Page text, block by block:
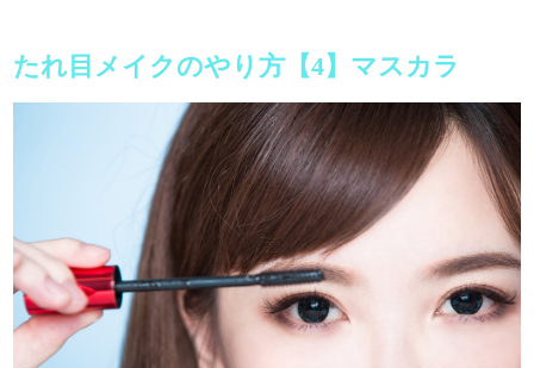
たれ目メイクのやり方【4】マスカラ